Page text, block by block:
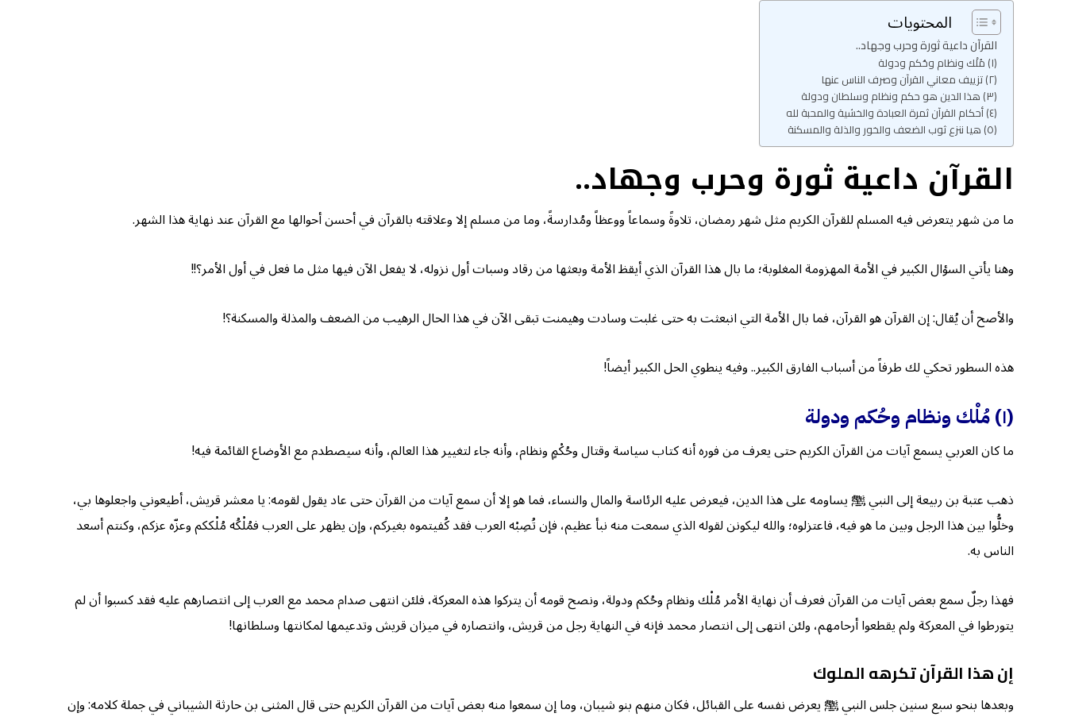
المحتويات
القرآن داعية ثورة وحرب وجهاد..
(١) مُلْك ونظام وحُكم ودولة
(٢) تزييف معاني القرآن وصرف الناس عنها
(٣) هذا الدين هو حكم ونظام وسلطان ودولة
(٤) أحكام القرآن ثمرة العبادة والخشية والمحبة لله
(٥) هيا ننزع ثوب الضعف والخور والذلة والمسكنة
القرآن داعية ثورة وحرب وجهاد..
ما من شهر يتعرض فيه المسلم للقرآن الكريم مثل شهر رمضان، تلاوةً وسماعاً ووعظاً ومُدارسةً، وما من مسلم إلا وعلاقته بالقرآن في أحسن أحوالها مع القرآن عند نهاية هذا الشهر.
وهنا يأتي السؤال الكبير في الأمة المهزومة المغلوبة؛ ما بال هذا القرآن الذي أيقظ الأمة وبعثها من رقاد وسبات أول نزوله، لا يفعل الآن فيها مثل ما فعل في أول الأمر؟!!
والأصح أن يُقال: إن القرآن هو القرآن، فما بال الأمة التي انبعثت به حتى غلبت وسادت وهيمنت تبقى الآن في هذا الحال الرهيب من الضعف والمذلة والمسكنة؟!
هذه السطور تحكي لك طرفاً من أسباب الفارق الكبير.. وفيه ينطوي الحل الكبير أيضاً!
(١) مُلْك ونظام وحُكم ودولة
ما كان العربي يسمع آيات من القرآن الكريم حتى يعرف من فوره أنه كتاب سياسة وقتال وحُكْمٍ ونظام، وأنه جاء لتغيير هذا العالم، وأنه سيصطدم مع الأوضاع القائمة فيه!
ذهب عتبة بن ربيعة إلى النبي ﷺ يساومه على هذا الدين، فيعرض عليه الرئاسة والمال والنساء، فما هو إلا أن سمع آيات من القرآن حتى عاد يقول لقومه: يا معشر قريش، أطيعوني واجعلوها بي،
وخلُّوا بين هذا الرجل وبين ما هو فيه، فاعتزلوه؛ والله ليكونن لقوله الذي سمعت منه نبأ عظيم، فإن تُصِبْه العرب فقد كُفيتموه بغيركم، وإن يظهر على العرب فمُلْكُه مُلْككم وعزّه عزكم، وكنتم أسعد
الناس به.
فهذا رجلٌ سمع بعض آيات من القرآن فعرف أن نهاية الأمر مُلْك ونظام وحُكم ودولة، ونصح قومه أن يتركوا هذه المعركة، فلئن انتهى صدام محمد مع العرب إلى انتصارهم عليه فقد كسبوا أن لم
يتورطوا في المعركة ولم يقطعوا أرحامهم، ولئن انتهى إلى انتصار محمد فإنه في النهاية رجل من قريش، وانتصاره في ميزان قريش وتدعيمها لمكانتها وسلطانها!
إن هذا القرآن تكرهه الملوك
وبعدها بنحو سبع سنين جلس النبي ﷺ يعرض نفسه على القبائل، فكان منهم بنو شيبان، وما إن سمعوا منه بعض آيات من القرآن الكريم حتى قال المثنى بن حارثة الشيباني في جملة كلامه: وإن